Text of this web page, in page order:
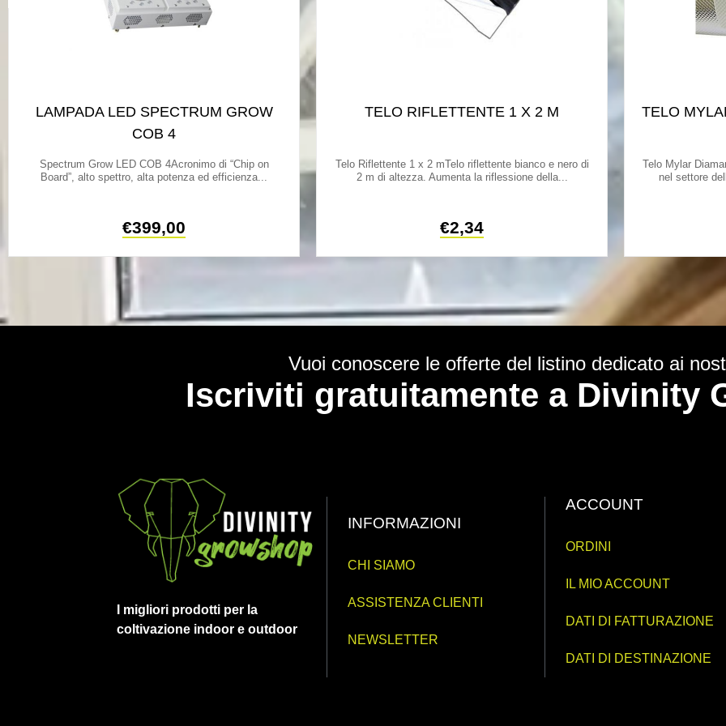
LAMPADA LED SPECTRUM GROW
COB 4
Spectrum Grow LED COB 4Acronimo di “Chip on
Board”, alto spettro, alta potenza ed efficienza...
€399,00
TELO RIFLETTENTE 1 X 2 M
Telo Riflettente 1 x 2 mTelo riflettente bianco e nero di
2 m di altezza. Aumenta la riflessione della...
€2,34
TELO
Telo Mylar
nel settore
Vuoi conoscere le offerte del listino dedicato ai
Iscriviti gratuitamente a Divinity
I migliori prodotti per la
coltivazione indoor e outdoor
INFORMAZIONI
CHI SIAMO
ASSISTENZA CLIENTI
NEWSLETTER
ACCOUNT
ORDINI
IL MIO ACCOUNT
DATI DI FATTURAZIONE
DATI DI DESTINAZIONE